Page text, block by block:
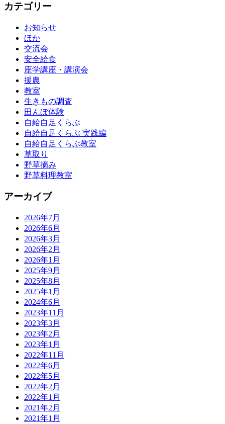
カテゴリー
お知らせ
ほか
交流会
安全給食
座学講座・講演会
援農
教室
生きもの調査
田んぼ体験
自給自足くらぶ
自給自足くらぶ 実践編
自給自足くらぶ教室
草取り
野草摘み
野草料理教室
アーカイブ
2026年7月
2026年6月
2026年3月
2026年2月
2026年1月
2025年9月
2025年8月
2025年1月
2024年6月
2023年11月
2023年3月
2023年2月
2023年1月
2022年11月
2022年6月
2022年5月
2022年2月
2022年1月
2021年2月
2021年1月